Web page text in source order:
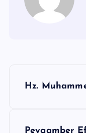
Hz.
Peygamber